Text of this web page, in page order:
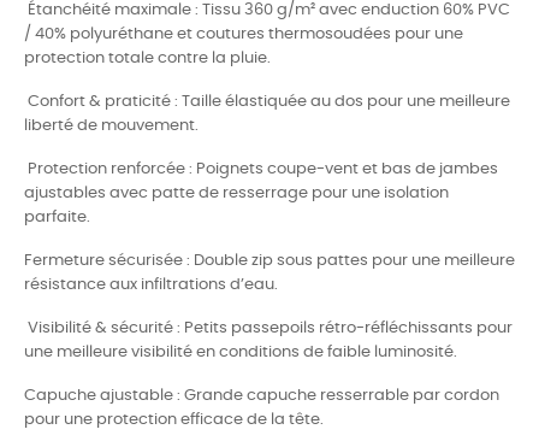
Étanchéité maximale : Tissu 360 g/m² avec enduction 60% PVC
/ 40% polyuréthane et coutures thermosoudées pour une
protection totale contre la pluie.
Confort & praticité : Taille élastiquée au dos pour une meilleure
liberté de mouvement.
Protection renforcée : Poignets coupe-vent et bas de jambes
ajustables avec patte de resserrage pour une isolation
parfaite.
Fermeture sécurisée : Double zip sous pattes pour une meilleure
résistance aux infiltrations d’eau.
Visibilité & sécurité : Petits passepoils rétro-réfléchissants pour
une meilleure visibilité en conditions de faible luminosité.
Capuche ajustable : Grande capuche resserrable par cordon
pour une protection efficace de la tête.